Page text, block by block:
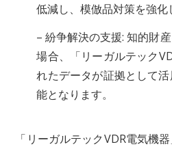
低減し、模倣品対策を強化
– 紛争解決の支援: 知的財
場合、「リーガルテック
れたデータが証拠として
能となります。
「リーガルテックVDR電気機